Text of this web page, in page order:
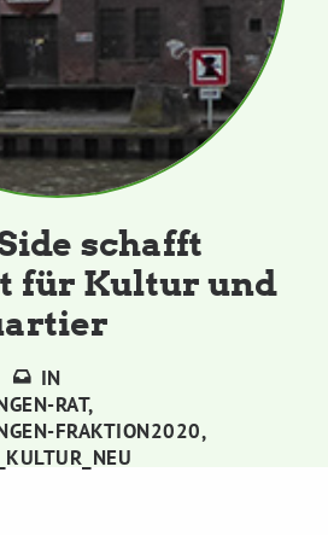
schafft
für Kultur und
IN
RAT,
FRAKTION2020,